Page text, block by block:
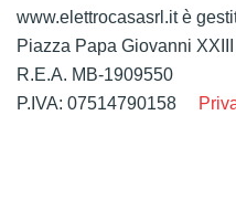
www.elettrocasasrl.it è
Piazza Papa Giovanni
R.E.A. MB-1909550
P.IVA: 07514790158